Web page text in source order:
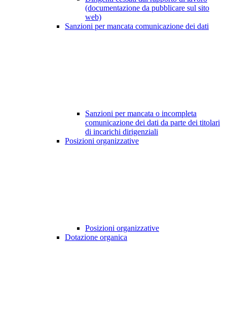
(documentazione da pubblicare sul sito
web)
Sanzioni per mancata comunicazione dei dati
Sanzioni per mancata o incompleta
comunicazione dei dati da parte dei titolari
di incarichi dirigenziali
Posizioni organizzative
Posizioni organizzative
Dotazione organica